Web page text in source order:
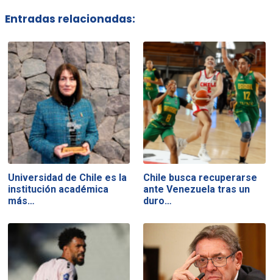
Entradas relacionadas:
Universidad de Chile es la
institución académica
más…
Chile busca recuperarse
ante Venezuela tras un
duro…